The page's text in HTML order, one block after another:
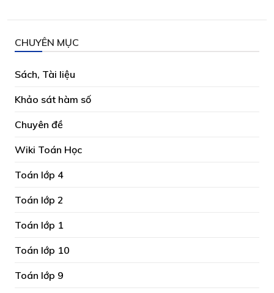
CHUYÊN MỤC
Sách, Tài liệu
Khảo sát hàm số
Chuyên đề
Wiki Toán Học
Toán lớp 4
Toán lớp 2
Toán lớp 1
Toán lớp 10
Toán lớp 9